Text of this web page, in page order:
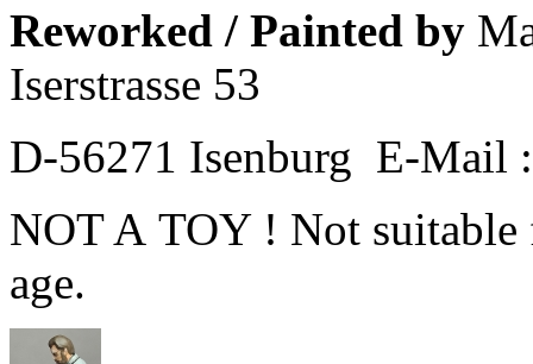
Reworked / Painted by
Iserstrasse 53
D-56271 Isenburg E-Mail
NOT A TOY ! Not suitable
age.